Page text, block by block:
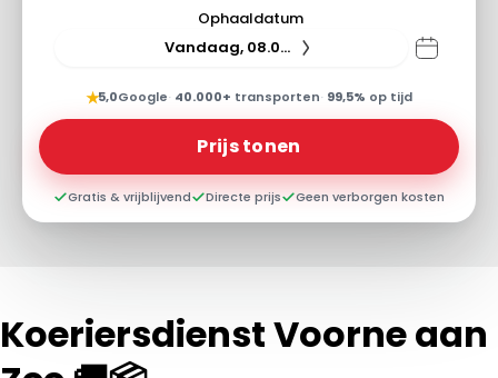
Ophaaldatum
Vandaag, 08.08.26
★5,0Google· 40.000+ transporten· 99,5% op tijd
Prijs tonen
Gratis & vrijblijvend Directe prijs Geen verborgen kosten
Koeriersdienst Voorne aan